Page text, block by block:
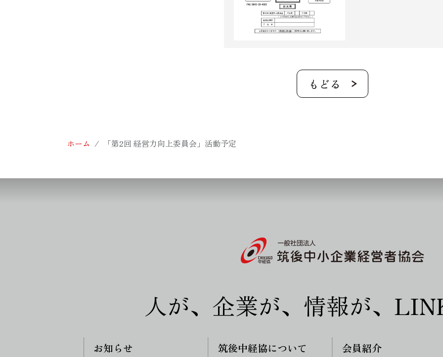
ホーム 「第2回 経営力向上委員会」活動予定
人が、企業が、情報が、
お知らせ
筑後中経協について
会員紹介